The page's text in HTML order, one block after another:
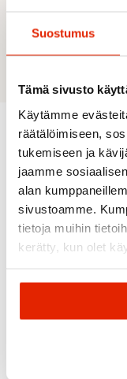
Suostumus
Tämä sivusto
Käytämme
räätälöimiseen,
tukemiseen ja
jaamme
alan
sivustoamme.
tietoja muihin
kerätty, kun olet
mountain
closing